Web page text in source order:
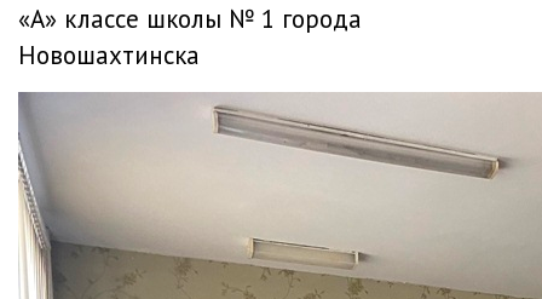
«А» классе школы № 1 города
Новошахтинска